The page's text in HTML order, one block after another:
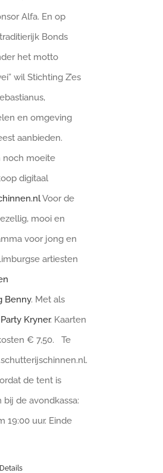
Alfa. En op
Bonds
het motto
wil Stichting Z’es
en omgeving
aanbieden.
noch moeite
digitaal
Voor de
mooi en
voor jong en
artiesten
Benny. Met als
Party Kryner. Kaarten
€ 7,50. Te
de tent is
de avondkassa:
19:00 uur. Einde
Details